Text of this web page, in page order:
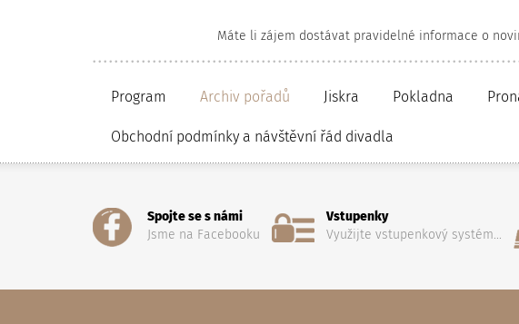
Máte li zájem dostávat pravidelné informace o
Program Archiv pořadů Jiskra Pokladna
Obchodní podmínky a návštěvní řád divadla
Spojte se s námi
Jsme na Facebooku
Vstupenky
Využijte vstupenkový systém...